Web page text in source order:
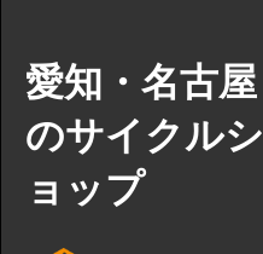
愛知・名古屋
のサイクルシ
ョップ